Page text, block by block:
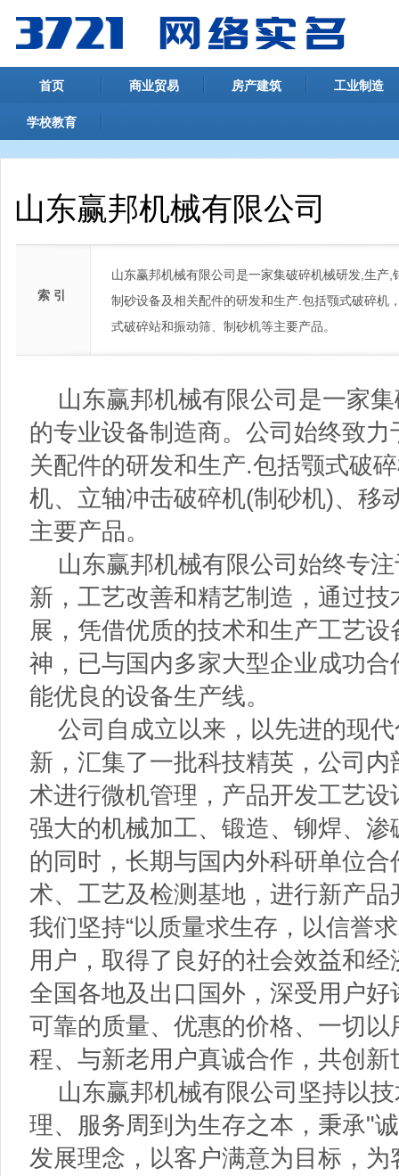
首页 商业贸易 房产建筑 工业制造
学校教育
山东赢邦机械有限公司
索 引
山东赢邦机械有限公司是一家集破碎机械研发,生产
制砂设备及相关配件的研发和生产.包括颚式破碎机
式破碎站和振动筛、制砂机等主要产品。
山东赢邦机械有限公司是一家
的专业设备制造商。公司始终致
关配件的研发和生产.包括颚式破
机、立轴冲击破碎机(制砂机)、移
主要产品。
山东赢邦机械有限公司始终专
新，工艺改善和精艺制造，通过
展，凭借优质的技术和生产工艺
神，已与国内多家大型企业成功
能优良的设备生产线。
公司自成立以来，以先进的现
新，汇集了一批科技精英，公司
术进行微机管理，产品开发工艺
强大的机械加工、锻造、铆焊、
的同时，长期与国内外科研单位
术、工艺及检测基地，进行新产
我们坚持“以质量求生存，以信誉
用户，取得了良好的社会效益和
全国各地及出口国外，深受用户
可靠的质量、优惠的价格、一切
程、与新老用户真诚合作，共创新
山东赢邦机械有限公司坚持以
理、服务周到为生存之本，秉承"
发展理念，以客户满意为目标，